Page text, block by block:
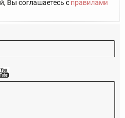
Вы соглашаетесь с правилами